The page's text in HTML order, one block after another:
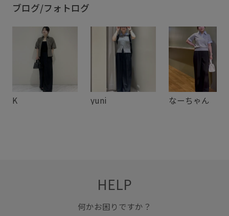
ブログ/フォトログ
K yuni なーちゃん
HELP
何かお困りですか？